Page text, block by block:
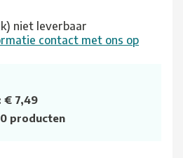
niet leverbaar
contact met ons op
€ 7,49
producten